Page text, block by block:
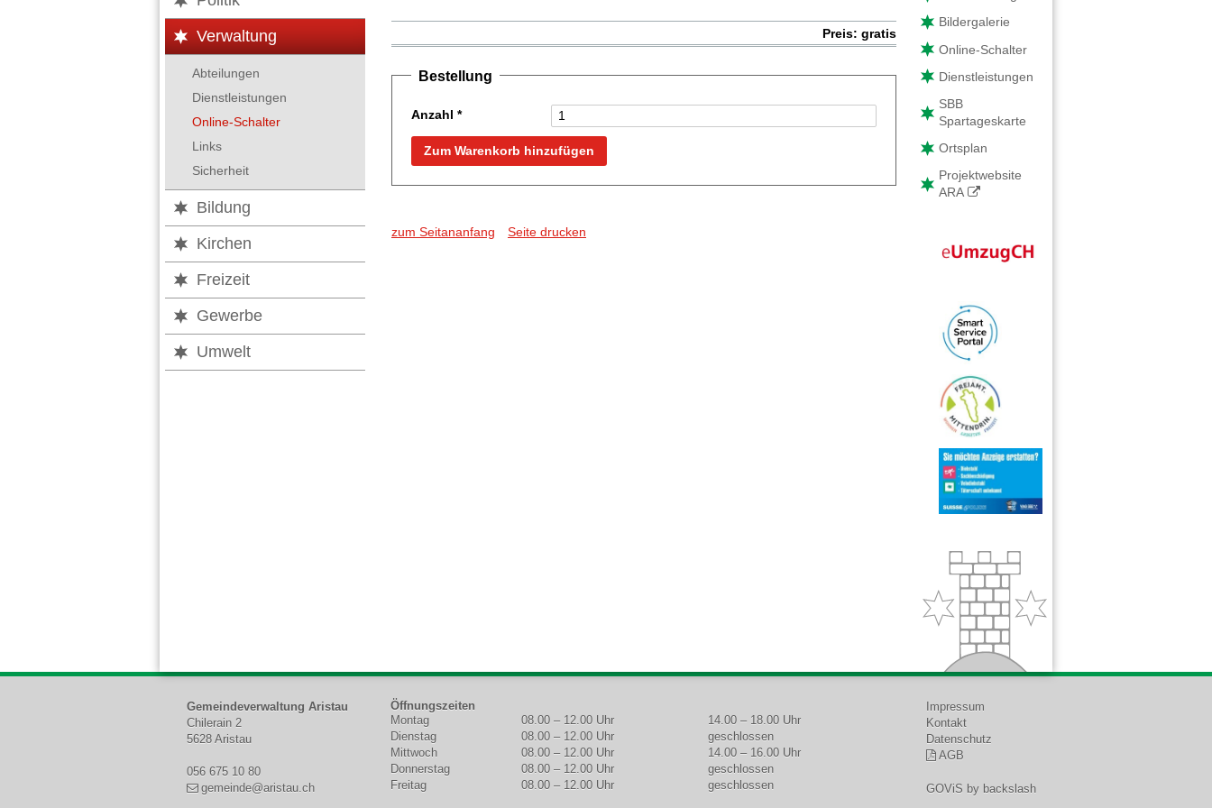
Verwaltung
Abteilungen
Dienstleistungen
Online-Schalter
Links
Sicherheit
Bildung
Kirchen
Freizeit
Gewerbe
Umwelt
Preis: gratis
Bestellung
Anzahl *
Zum Warenkorb hinzufügen
zum Seitananfang Seite drucken
Bildergalerie
Online-Schalter
Dienstleistungen
SBB
Spartageskarte
Ortsplan
Projektwebsite
ARA
Footer
Gemeindeverwaltung Aristau
Chilerain 2
5628 Aristau
056 675 10 80
gemeinde@aristau.ch
Öffnungszeiten
WOCHENTAG MORGEN NACHMITTAG
Montag 08.00 – 12.00 Uhr
14.00 – 18.00 Uhr
Dienstag
08.00 – 12.00 Uhr
geschlossen
Mittwoch
08.00 – 12.00 Uhr
14.00 – 16.00 Uhr
Donnerstag
08.00 – 12.00 Uhr
geschlossen
Freitag
08.00 – 12.00 Uhr geschlossen
Impressum
Kontakt
Datenschutz
AGB
GOViS by backslash